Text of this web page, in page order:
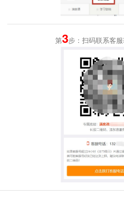
第3步：扫码联系客